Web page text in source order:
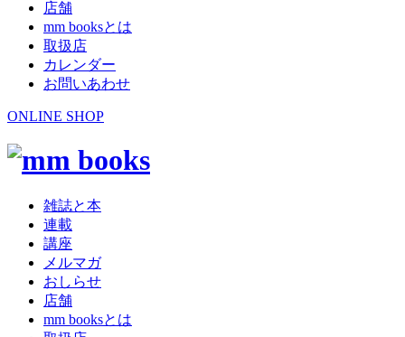
店舗
mm booksとは
取扱店
カレンダー
お問いあわせ
ONLINE SHOP
雑誌と本
連載
講座
メルマガ
おしらせ
店舗
mm booksとは